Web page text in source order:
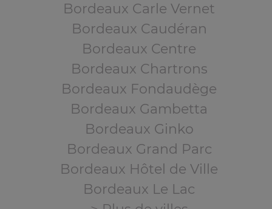
Bordeaux Carle Vernet
Bordeaux Caudéran
Bordeaux Centre
Bordeaux Chartrons
Bordeaux Fondaudège
Bordeaux Gambetta
Bordeaux Ginko
Bordeaux Grand Parc
Bordeaux Hôtel de Ville
Bordeaux Le Lac